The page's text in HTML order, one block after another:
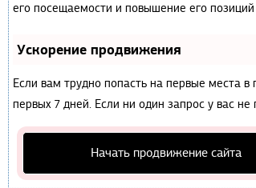
его посещаемости и повышение его позиций
Ускорение продвижения
Если вам трудно попасть на первые места в
первых 7 дней. Если ни один запрос у вас
Начать продвижение сайта